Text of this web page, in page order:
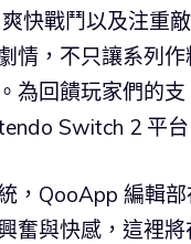
快戰鬥以及注重
情，不只讓系列作
為回饋玩家們的支
Switch 2 平
，QooApp 編輯
奮與快感，這裡將